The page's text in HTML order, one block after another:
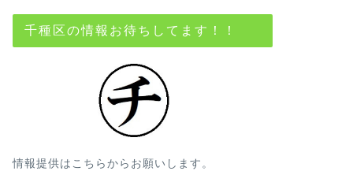
千種区の情報お待ちしてます！！
情報提供はこちらからお願いします。